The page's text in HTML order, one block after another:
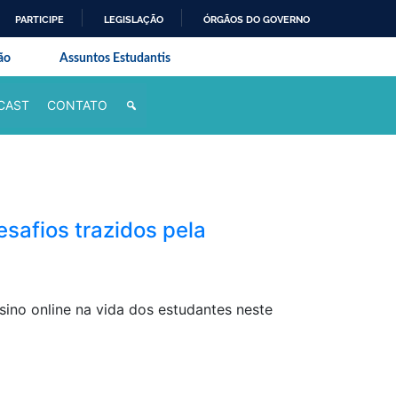
PARTICIPE LEGISLAÇÃO ÓRGÃOS DO GOVERNO
do Rio de Janeiro
Assuntos Estudantis
CONTATO
trazidos pela
online na vida dos estudantes neste